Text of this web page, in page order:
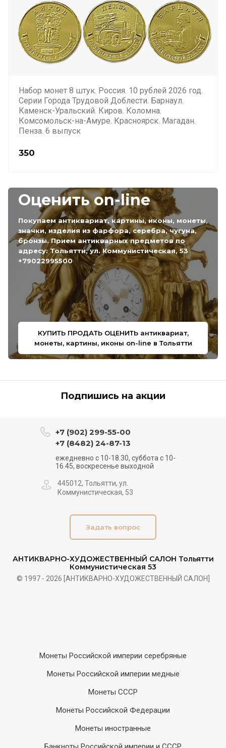
Набор монет 8 штук. Россия. 10 рублей 2026 год.
Серии Города Трудовой Доблести. Барнаул.
Каменск-Уральский. Киров. Коломна.
Комсомольск-на-Амуре. Красноярск. Магадан.
Пенза. 6 выпуск
350
Оценить on-line
Покупаем антиквариат, картины, иконы, монеты,
значки, изделия из фарфора, серебра, чугуна,
бронзы. Прием антикварных предметов по
адресу: Тольятти, ул. Коммунистическая, 53
+79022995500
КУПИТЬ ПРОДАТЬ ОЦЕНИТЬ антиквариат,
монеты, картины, иконы on-line в Тольятти
Подпишись на акции
АНТИКВАРНО-ХУДОЖЕСТВЕННЫЙ САЛОН Тольятти
Коммунистическая 53
© 1997 - 2026 [АНТИКВАРНО-ХУДОЖЕСТВЕННЫЙ САЛОН]
+7 (902) 299-55-00
+7 (8482) 24-87-13
ежедневно с 10-18.30, суббота с 10-
16.45, воскресенье выходной
445012, Тольятти, ул.
Коммунистическая, 53
Задать вопрос
Монеты Российской империи серебряные
Монеты Российской империи медные
Монеты СССР
Монеты Российской Федерации
Монеты иностранные